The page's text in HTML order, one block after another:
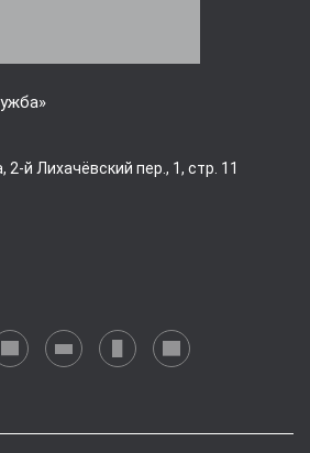
2-й Лихачёвский пер., 1, стр. 11